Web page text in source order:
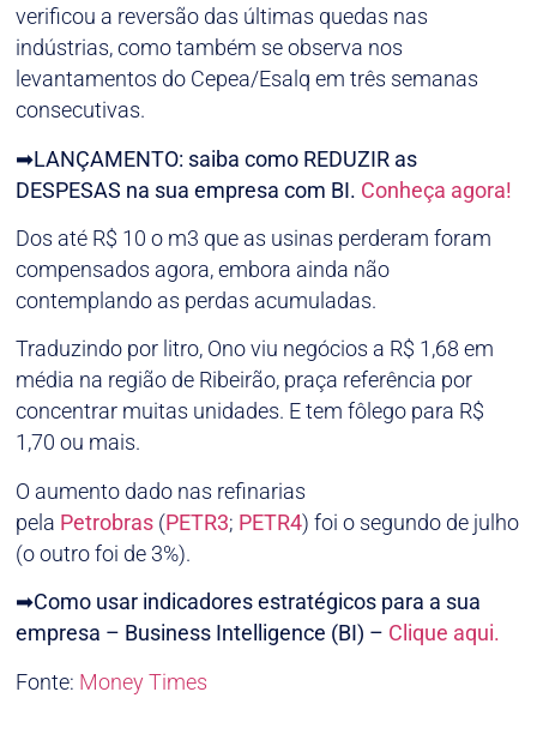
verificou a reversão das últimas quedas nas
indústrias, como também se observa nos
levantamentos do Cepea/Esalq em três semanas
consecutivas.
➡LANÇAMENTO: saiba como REDUZIR as
DESPESAS na sua empresa com BI. Conheça agora!
Dos até R$ 10 o m3 que as usinas perderam foram
compensados agora, embora ainda não
contemplando as perdas acumuladas.
Traduzindo por litro, Ono viu negócios a R$ 1,68 em
média na região de Ribeirão, praça referência por
concentrar muitas unidades. E tem fôlego para R$
1,70 ou mais.
O aumento dado nas refinarias
pela Petrobras (PETR3; PETR4) foi o segundo de julho
(o outro foi de 3%).
➡Como usar indicadores estratégicos para a sua
empresa – Business Intelligence (BI) – Clique aqui.
Fonte: Money Times